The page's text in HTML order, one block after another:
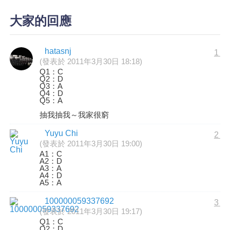
大家的回應
hatasnj
(發表於 2011年3月30日 18:18)
1
Q1：C
Q2：D
Q3：A
Q4：D
Q5：A
抽我抽我～我家很窮
Yuyu Chi
(發表於 2011年3月30日 19:00)
2
A1：C
A2：D
A3：A
A4：D
A5：A
100000059337692
(發表於 2011年3月30日 19:17)
3
Q1：C